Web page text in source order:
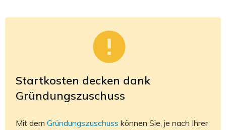
Startkosten decken dank
Gründungszuschuss
Mit dem Gründungszuschuss können Sie, je nach Ihrer